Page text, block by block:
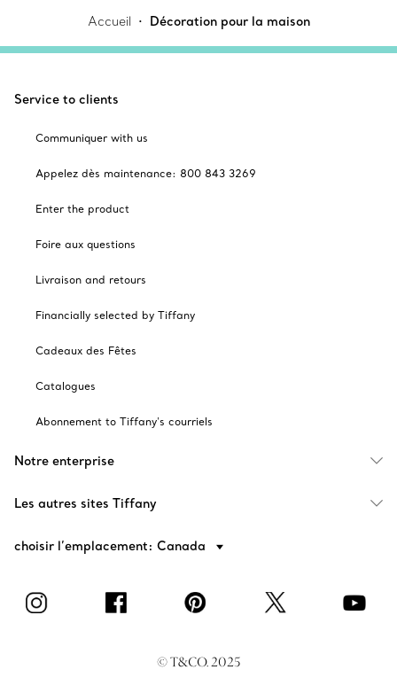
Accueil Décoration pour la maison
Service to clients
Communiquer with us
Appelez dès maintenance: 800 843 3269
Enter the product
Foire aux questions
Livraison and retours
Financially selected by Tiffany
Cadeaux des Fêtes
Catalogues
Abonnement to Tiffany's courriels
Notre enterprise
Les autres sites Tiffany
choisir l’emplacement: Canada
© T&CO. 2025